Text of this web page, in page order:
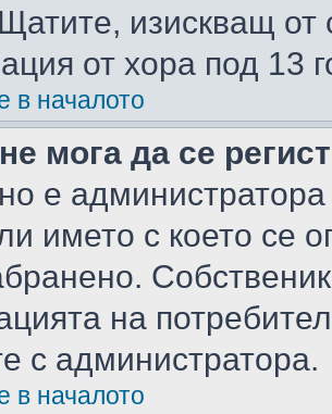
изискващ от
от хора под 13
в началото
мога да се
е
името с което се
на
с администратора.
в началото